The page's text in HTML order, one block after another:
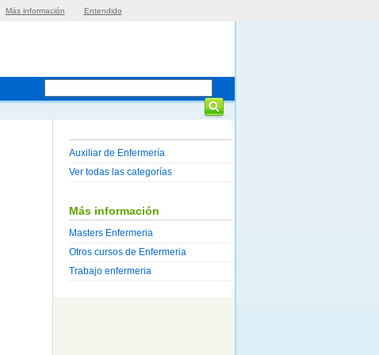
Auxiliar de Enfermería
Ver todas las categorías
Más información
Masters Enfermeria
Otros cursos de Enfermeria
Trabajo enfermeria
Más información Entendido